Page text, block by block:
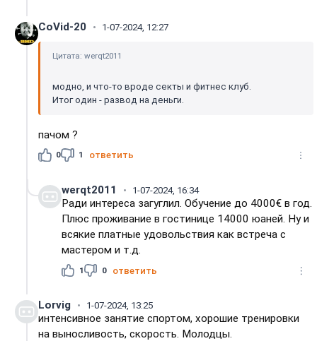
CoVid-20 1-07-2024, 12:27
Цитата: werqt2011
модно, и что-то вроде секты и фитнес клуб.
Итог один - развод на деньги.
пачом ?
0 1 ответить
werqt2011 1-07-2024, 16:34
Ради интереса загуглил. Обучение до 4000€ в год.
Плюс проживание в гостинице 14000 юаней. Ну и
всякие платные удовольствия как встреча с
мастером и т.д.
1 0 ответить
Lorvig 1-07-2024, 13:25
интенсивное занятие спортом, хорошие тренировки
на выносливость, скорость. Молодцы.